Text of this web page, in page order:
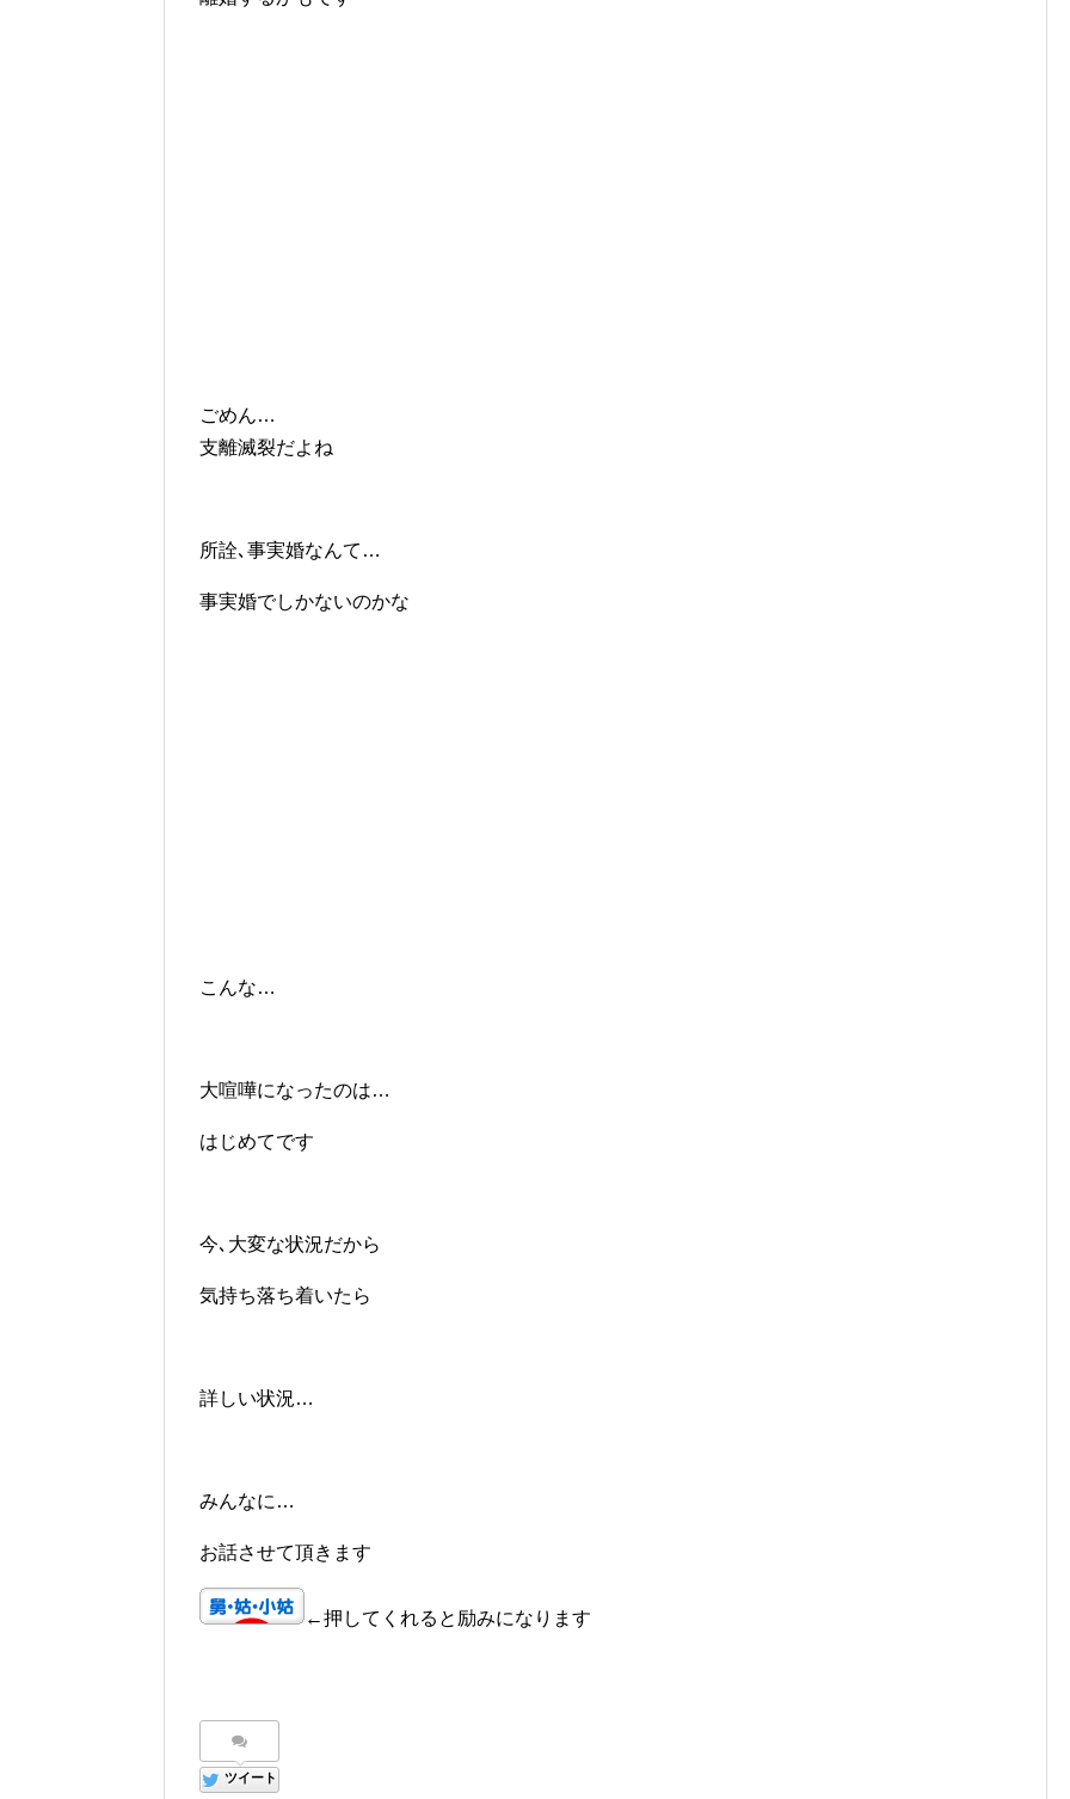
ごめん…
支離滅裂だよね
所詮､事実婚なんて…
事実婚でしかないのかな
こんな…
大喧嘩になったのは…
はじめてです
今､大変な状況だから
気持ち落ち着いたら
詳しい状況…
みんなに…
お話させて頂きます
←押してくれると励みになります
ツイート